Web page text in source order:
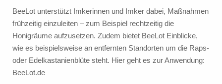
BeeLot unterstützt Imkerinnen und Imker dabei, Maßnahmen
frühzeitig einzuleiten – zum Beispiel rechtzeitig die
Honigräume aufzusetzen. Zudem bietet BeeLot Einblicke,
wie es beispielsweise an entfernten Standorten um die Raps-
oder Edelkastanienblüte steht. Hier geht es zur Anwendung:
BeeLot.de